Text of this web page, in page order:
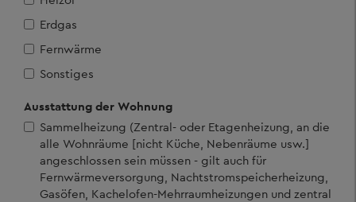
Erdgas
Fernwärme
Sonstiges
Ausstattung der Wohnung
Sammelheizung (Zentral- oder Etagenheizung, an die
alle Wohnräume [nicht Küche, Nebenräume usw.]
angeschlossen sein müssen - gilt auch für
Fernwärmeversorgung, Nachtstromspeicherheizung,
Gasöfen, Kachelofen-Mehrraumheizungen und zentral